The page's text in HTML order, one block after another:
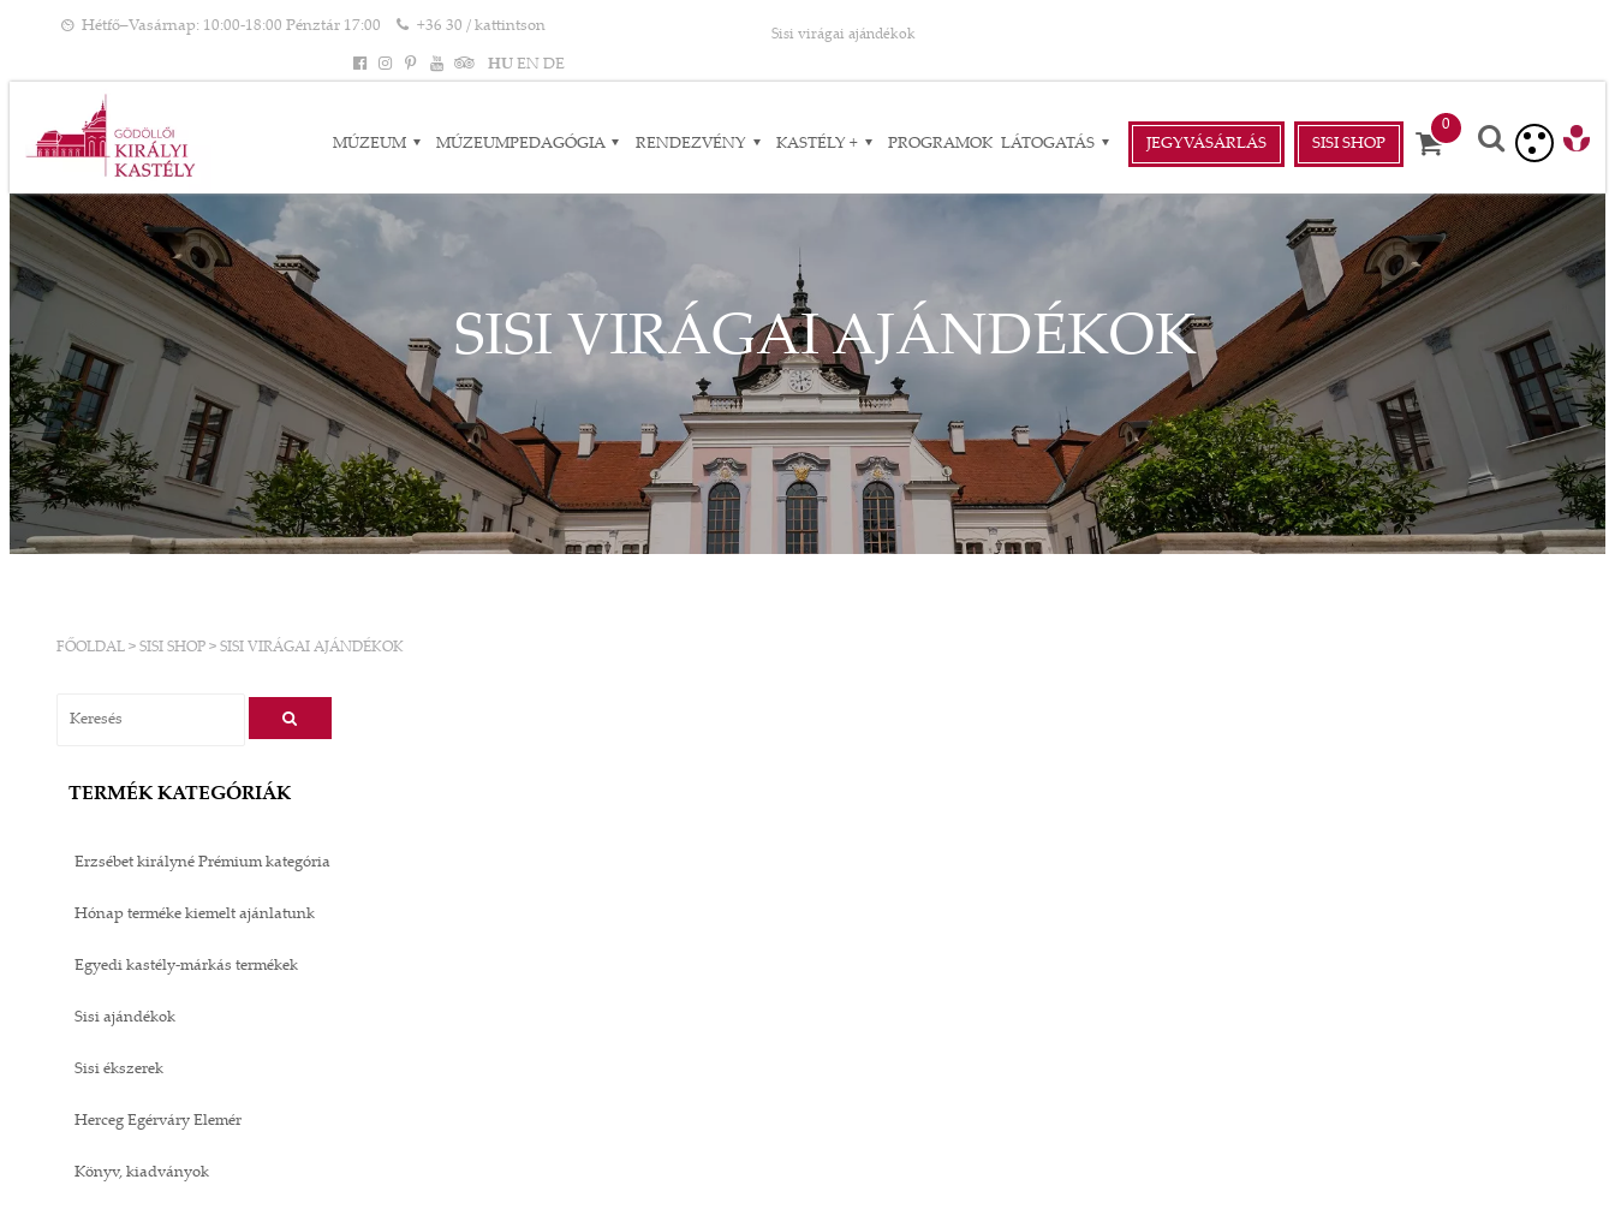
Hétfő–Vasárnap: 10:00-18:00 Pénztár 17:00 +36 30 / kattintson
Sisi virágai ajándékok
HU EN DE
MÚZEUM MÚZEUMPEDAGÓGIA RENDEZVÉNY KASTÉLY + PROGRAMOK LÁTOGATÁS JEGYVÁSÁRLÁS SISI SHOP
SISI VIRÁGAI AJÁNDÉKOK
FŐOLDAL > SISI SHOP > SISI VIRÁGAI AJÁNDÉKOK
TERMÉK KATEGÓRIÁK
Erzsébet királyné Prémium kategória
Hónap terméke kiemelt ajánlatunk
Egyedi kastély-márkás termékek
Sisi ajándékok
Sisi ékszerek
Herceg Egérváry Elemér
Könyv, kiadványok